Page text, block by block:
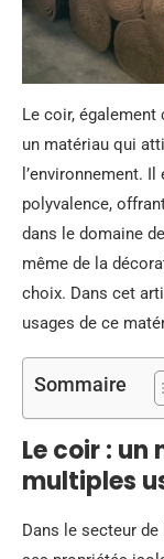
Le coir,
un matériau qui
l’environnement.
polyvalence,
dans le domaine
même de la
choix. Dans cet
usages de ce
Sommaire
Le coir :
multiples
Dans le secteur de